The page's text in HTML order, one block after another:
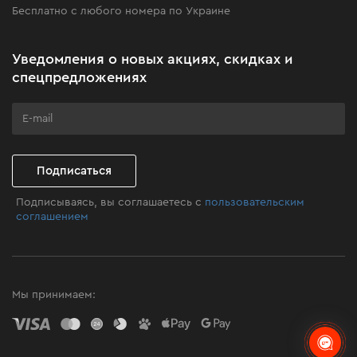
Клуб мастерства
Бесплатно с любого номера по Украине
Уведомления о новых акциях, скидках и
спецпредложениях
Подписаться
Подписываясь, вы соглашаетесь с пользовательским
соглашением
Мы принимаем: